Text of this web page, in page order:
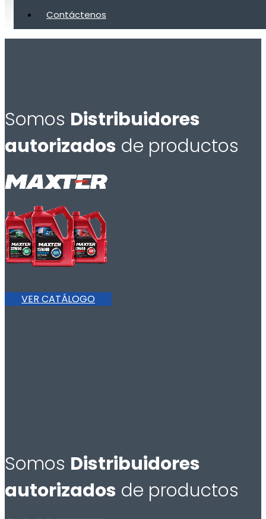
Contáctenos
Somos Distribuidores
autorizados de productos
VER CATÁLOGO
Somos Distribuidores
autorizados de productos